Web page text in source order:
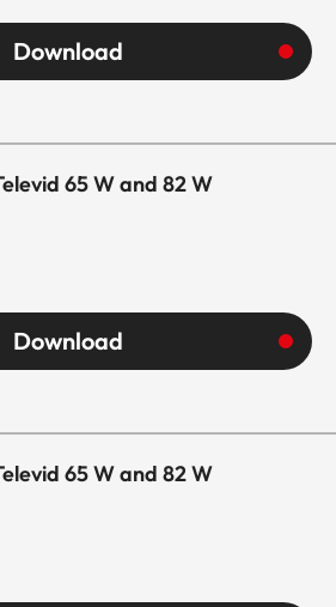
Download
65 W and 82 W
Download
65 W and 82 W